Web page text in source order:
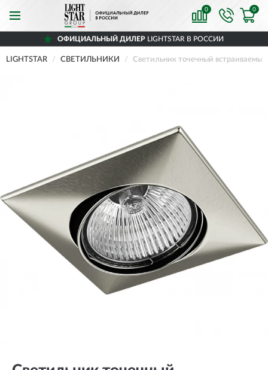
0 0
ОФИЦИАЛЬНЫЙ ДИЛЕРLIGHTSTAR В РОССИИ
LIGHTSTAR СВЕТИЛЬНИКИ Светильник точечный